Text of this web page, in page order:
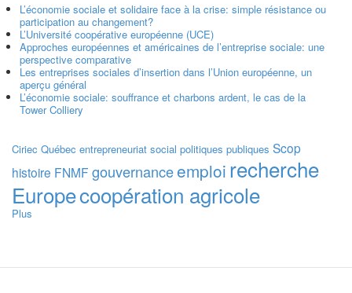
L’économie sociale et solidaire face à la crise: simple résistance ou
participation au changement?
L’Université coopérative européenne (UCE)
Approches européennes et américaines de l’entreprise sociale: une
perspective comparative
Les entreprises sociales d’insertion dans l’Union européenne, un
aperçu général
L’économie sociale: souffrance et charbons ardent, le cas de la
Tower Colliery
Ciriec Québec entrepreneuriat social politiques publiques Scop
histoire FNMF gouvernanceemploi recherche
Europecoopération agricole
Plus